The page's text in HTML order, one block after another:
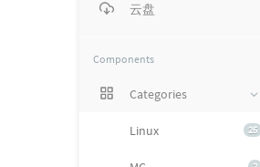
云盘
Components
Categories
25
Linux